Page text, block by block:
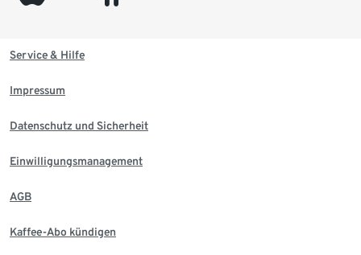
Service & Hilfe
Impressum
Datenschutz und Sicherheit
Einwilligungsmanagement
AGB
Kaffee-Abo kündigen